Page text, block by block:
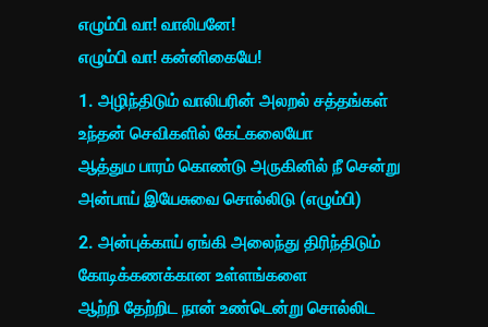
எழும்பி வா! வாலிபனே!
எழும்பி வா! கன்னிகையே!
1. அழிந்திடும் வாலிபரின் அலறல் சத்தங்கள்
உந்தன் செவிகளில் கேட்கலையோ
ஆத்தும பாரம் கொண்டு அருகினில் நீ சென்று
அன்பாய் இயேசுவை சொல்லிடு (எழும்பி)
2. அன்புக்காய் ஏங்கி அலைந்து திரிந்திடும்
கோடிக்கணக்கான உள்ளங்களை
ஆற்றி தேற்றிட நான் உண்டென்று சொல்லிட